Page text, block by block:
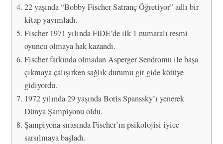
22 yaşında “Bobby Fischer Satranç Öğretiyor” adlı bir
kitap yayımladı.
Fischer 1971 yılında FIDE’de ilk 1 numaralı resmi
oyuncu olmaya hak kazandı.
Fischer farkında olmadan Asperger Sendromu ile başa
çıkmaya çalışırken sağlık durumu git gide kötüye
gidiyordu.
1972 yılında 29 yaşında Boris Spanssky’ı yenerek
Dünya Şampiyonu oldu.
Şampiyona sırasında Fischer’ın psikolojisi iyice
sarsılmaya başladı.